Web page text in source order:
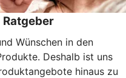
Wünschen in den
Deshalb ist uns
hinaus zu